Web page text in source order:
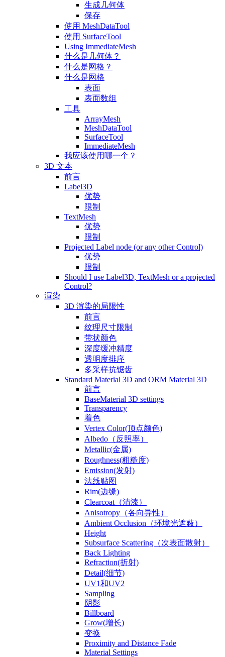
生成几何体
保存
使用 MeshDataTool
使用 SurfaceTool
Using ImmediateMesh
什么是几何体？
什么是网格？
什么是网格
表面
表面数组
工具
ArrayMesh
MeshDataTool
SurfaceTool
ImmediateMesh
我应该使用哪一个？
3D 文本
前言
Label3D
优势
限制
TextMesh
优势
限制
Projected Label node (or any other Control)
优势
限制
Should I use Label3D, TextMesh or a projected
Control?
渲染
3D 渲染的局限性
前言
纹理尺寸限制
带状颜色
深度缓冲精度
透明度排序
多采样抗锯齿
Standard Material 3D and ORM Material 3D
前言
BaseMaterial 3D settings
Transparency
着色
Vertex Color(顶点颜色)
Albedo（反照率）
Metallic(金属)
Roughness(粗糙度)
Emission(发射)
法线贴图
Rim(边缘)
Clearcoat（清漆）
Anisotropy（各向异性）
Ambient Occlusion（环境光遮蔽）
Height
Subsurface Scattering（次表面散射）
Back Lighting
Refraction(折射)
Detail(细节)
UV1和UV2
Sampling
阴影
Billboard
Grow(增长)
变换
Proximity and Distance Fade
Material Settings